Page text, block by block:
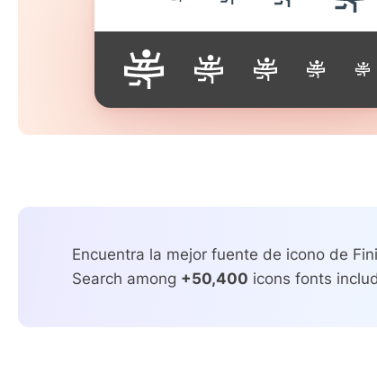
Encuentra la mejor fuente de icono de
Search among +50,400 icons fonts